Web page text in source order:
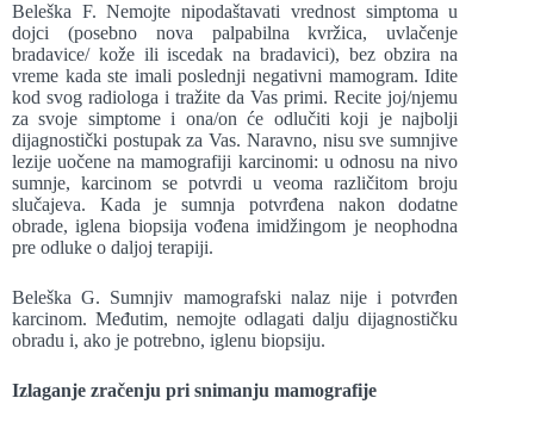
Beleška F. Nemojte nipodaštavati vrednost simptoma u
dojci (posebno nova palpabilna kvržica, uvlačenje
bradavice/ kože ili iscedak na bradavici), bez obzira na
vreme kada ste imali poslednji negativni mamogram. Idite
kod svog radiologa i tražite da Vas primi. Recite joj/njemu
za svoje simptome i ona/on će odlučiti koji je najbolji
dijagnostički postupak za Vas. Naravno, nisu sve sumnjive
lezije uočene na mamografiji karcinomi: u odnosu na nivo
sumnje, karcinom se potvrdi u veoma različitom broju
slučajeva. Kada je sumnja potvrđena nakon dodatne
obrade, iglena biopsija vođena imidžingom je neophodna
pre odluke o daljoj terapiji.
Beleška G. Sumnjiv mamografski nalaz nije i potvrđen
karcinom. Međutim, nemojte odlagati dalju dijagnostičku
obradu i, ako je potrebno, iglenu biopsiju.
Izlaganje zračenju pri snimanju mamografije